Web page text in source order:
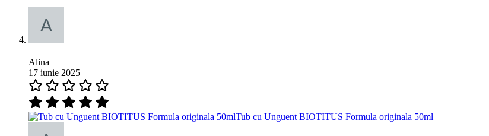
Alina
17 iunie 2025
Tub cu Unguent BIOTITUS Formula originala 50ml